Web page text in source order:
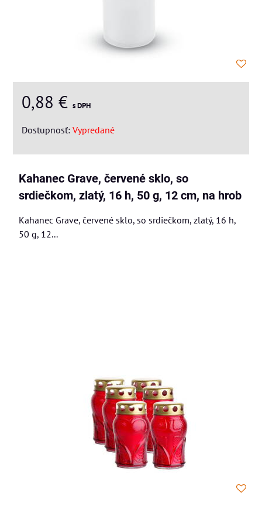
0,88 € s DPH
Dostupnosť: Vypredané
Kahanec Grave, červené sklo, so
srdiečkom, zlatý, 16 h, 50 g, 12 cm, na hrob
Kahanec Grave, červené sklo, so srdiečkom, zlatý, 16 h,
50 g, 12...